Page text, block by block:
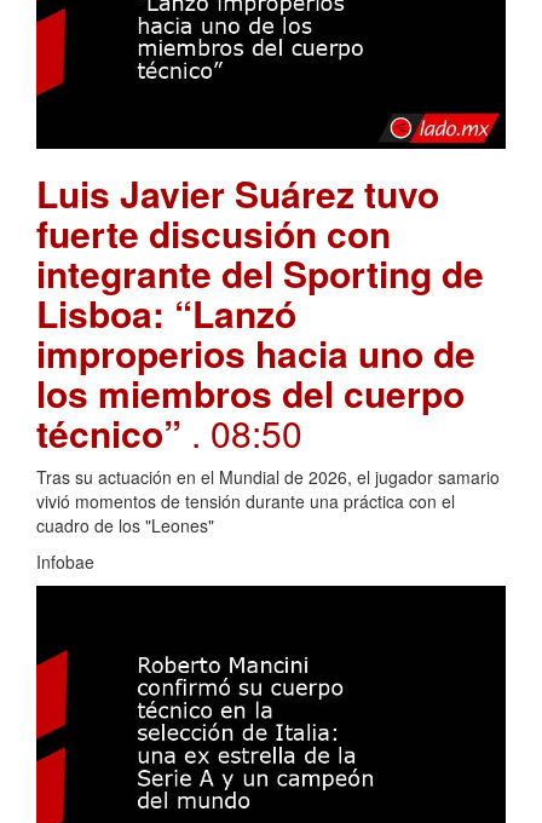
Luis Javier Suárez tuvo
fuerte discusión con
integrante del Sporting de
Lisboa: “Lanzó
improperios hacia uno de
los miembros del cuerpo
técnico” . 08:50
Tras su actuación en el Mundial de 2026, el jugador samario
vivió momentos de tensión durante una práctica con el
cuadro de los "Leones"
Infobae